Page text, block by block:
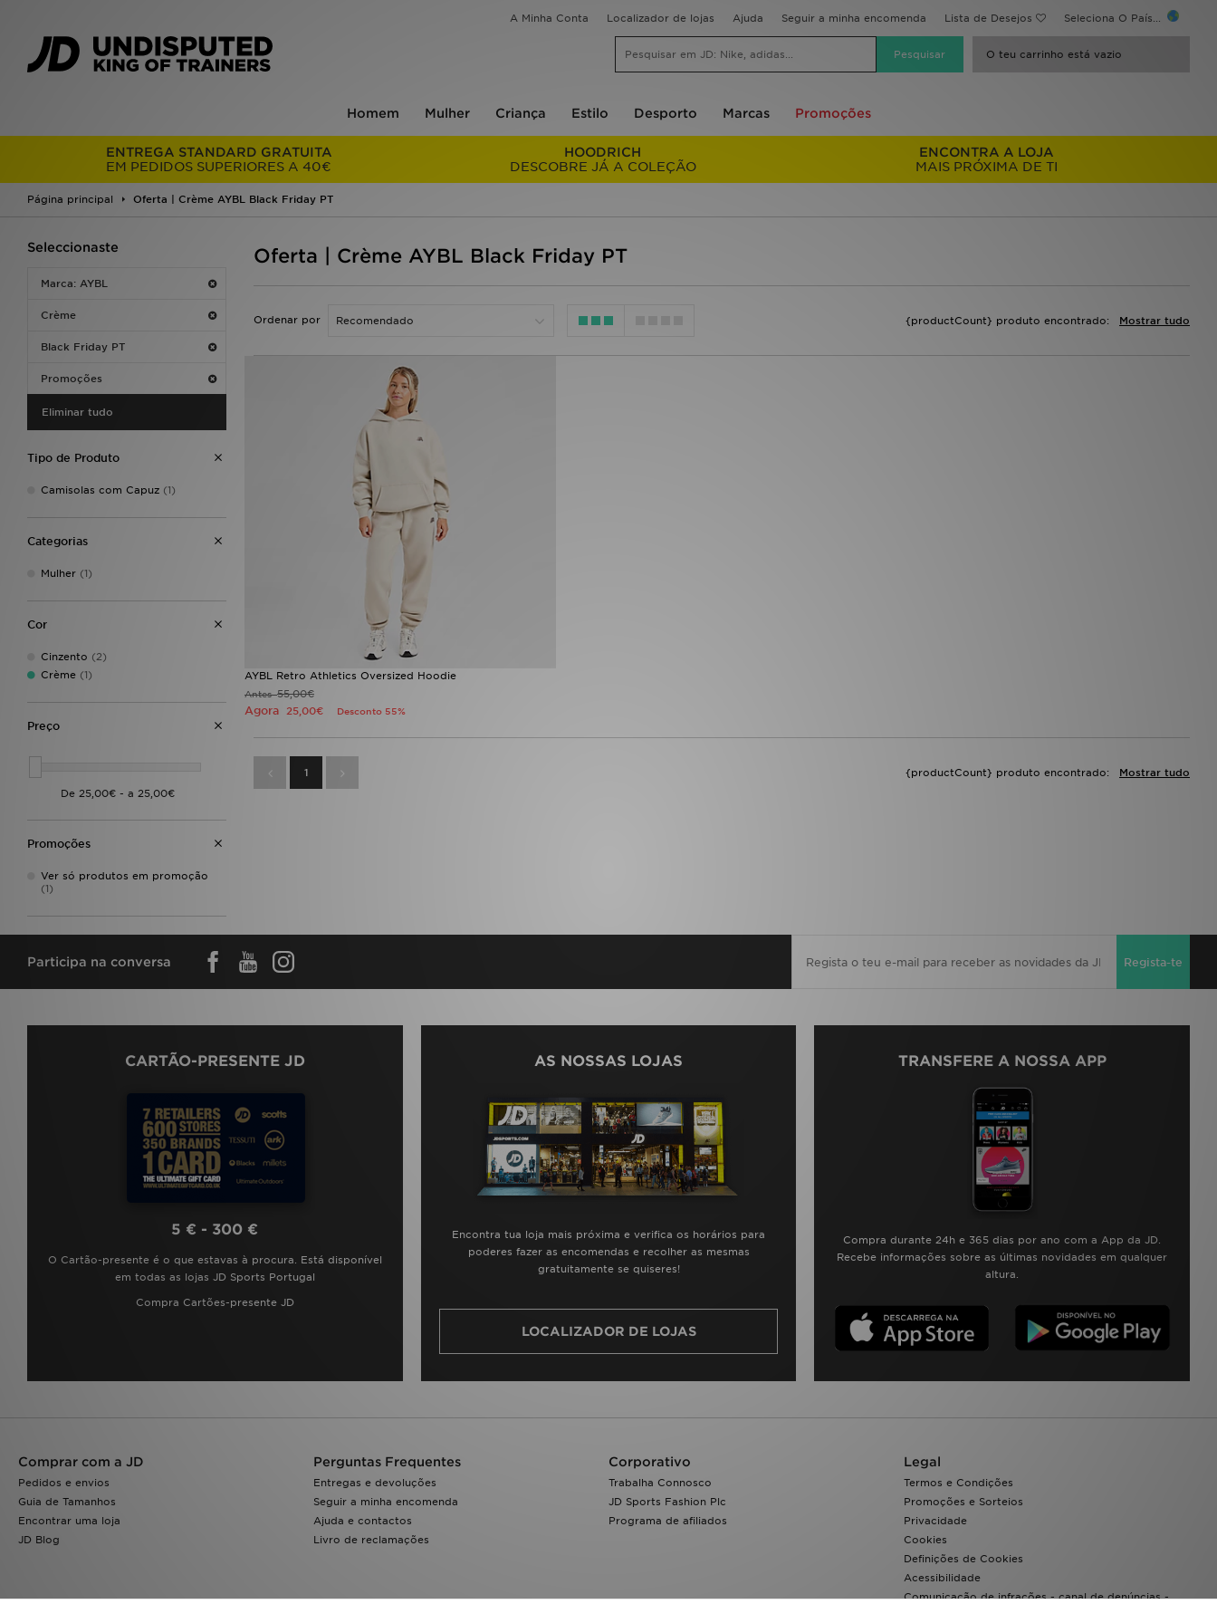
A Minha Conta Localizador de lojas Ajuda Seguir a minha encomenda Lista de Desejos Seleciona O País...
O teu carrinho está vazio
Homem Mulher Criança Estilo Desporto Marcas Promoções
ENTREGA STANDARD GRATUITA
EM PEDIDOS SUPERIORES A 40€
HOODRICH
DESCOBRE JÁ A COLEÇÃO
ENCONTRA A LOJA
MAIS PRÓXIMA DE TI
Página principal Oferta | Crème AYBL Black Friday PT
Seleccionaste
Marca: AYBL
Crème
Black Friday PT
Promoções
Eliminar tudo
Tipo de Produto
Camisolas com Capuz (1)
Categorias
Mulher (1)
Cor
Cinzento (2)
Crème (1)
Preço
Promoções
Ver só produtos em promoção
(1)
Oferta | Crème AYBL Black Friday PT
Ordenar por Mostrar tudo
{productCount} produto encontrado:
AYBL Retro Athletics Oversized Hoodie
Antes55,00€
Agora 25,00€ Desconto 55%
1 Mostrar tudo
{productCount} produto encontrado:
Participa na conversa Regista-te
CARTÃO-PRESENTE JD
5 € - 300 €
O Cartão-presente é o que estavas à procura. Está disponível
em todas as lojas JD Sports Portugal
Compra Cartões-presente JD
AS NOSSAS LOJAS
Encontra tua loja mais próxima e verifica os horários para
poderes fazer as encomendas e recolher as mesmas
gratuitamente se quiseres!
LOCALIZADOR DE LOJAS
TRANSFERE A NOSSA APP
Compra durante 24h e 365 dias por ano com a App da JD.
Recebe informações sobre as últimas novidades em qualquer
altura.
Comprar com a JD
Pedidos e envios
Guia de Tamanhos
Encontrar uma loja
JD Blog
Perguntas Frequentes
Entregas e devoluções
Seguir a minha encomenda
Ajuda e contactos
Livro de reclamações
Corporativo
Trabalha Connosco
JD Sports Fashion Plc
Programa de afiliados
Legal
Termos e Condições
Promoções e Sorteios
Privacidade
Cookies
Definições de Cookies
Acessibilidade
Comunicação de infrações - canal de denúncias -